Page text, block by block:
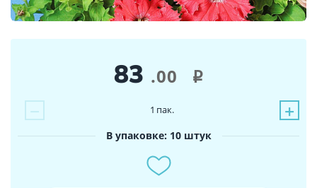
83 .00 i
− +
1 пак.
В упаковке: 10 штук